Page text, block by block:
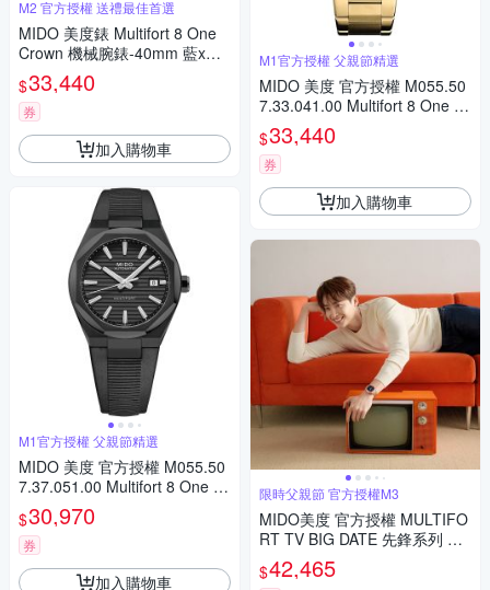
M2 官方授權 送禮最佳首選
MIDO 美度錶 Multifort 8 One
Crown 機械腕錶-40mm 藍x金
色 M0555073304100
$33,440
券
加入購物車
M1官方授權 父親節精選
MIDO 美度 官方授權 M055.50
7.37.051.00 Multifort 8 One Cr
own 先鋒系列 幾何八角機械錶
寵爸時刻 送禮推薦-黑 M05550
73705100
$30,970
券
加入購物車
M1官方授權 父親節精選
MIDO 美度 官方授權 M055.50
7.33.041.00 Multifort 8 One Cr
own 先鋒系列 幾何八角機械錶
寵爸時刻 送禮推薦-藍x金 M05
55073304100
$33,440
券
加入購物車
限時父親節 官方授權M3
MIDO美度 官方授權 MULTIFO
RT TV BIG DATE 先鋒系列 李
鍾碩配戴款 TV大日期窗 機械腕
錶 父親節 禮物 推薦 40mm/M0
$42,465